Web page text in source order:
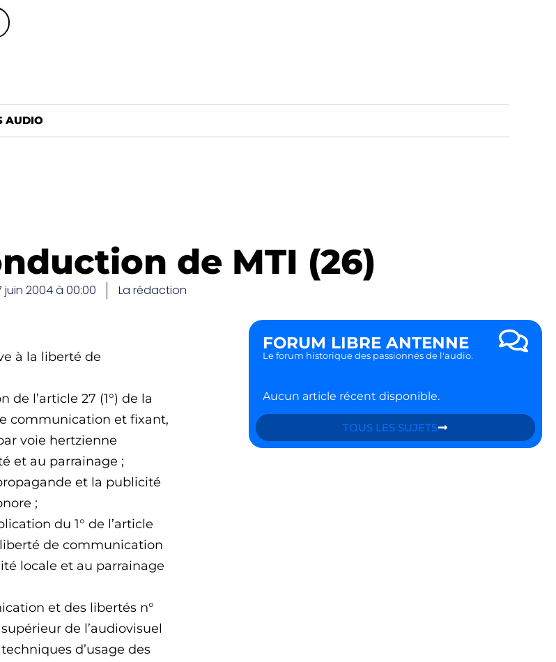
AUDIO
de MTI (26)
juin 2004 à 00:00 La rédaction
à la liberté de
de l’article 27 (1°) de la
communication et fixant,
voie hertzienne
et au parrainage ;
et la publicité
;
du 1° de l’article
liberté de communication
locale et au parrainage
et des libertés n°
de l’audiovisuel
d’usage des
FORUM LIBRE ANTENNE
Le forum historique des passionnés de l'audio.
Aucun article récent disponible.
TOUS LES SUJETS